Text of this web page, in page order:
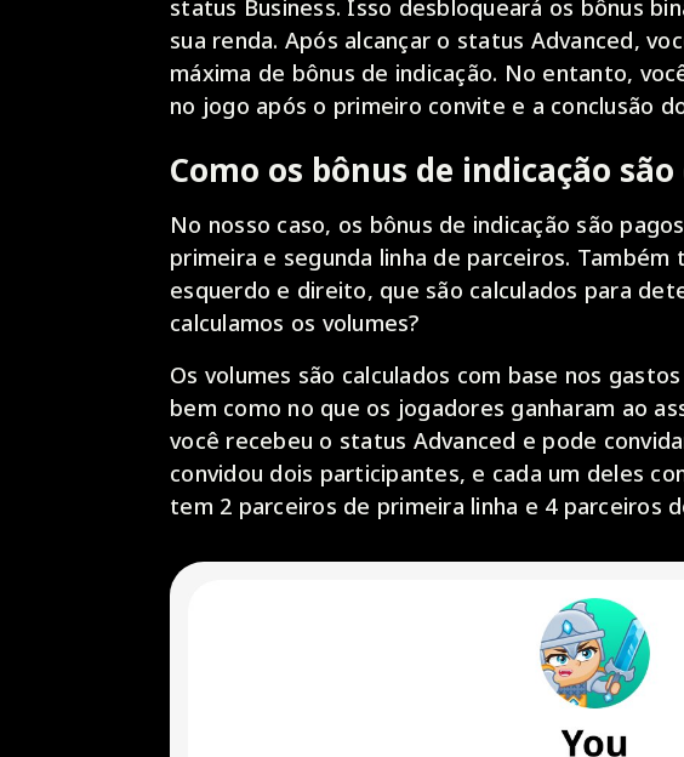
status Business. Isso desbloqueará os bônus
sua renda. Após alcançar o status Advanced,
máxima de bônus de indicação. No entanto,
no jogo após o primeiro convite e a conclusão
Como os bônus de indicação
No nosso caso, os bônus de indicação são
primeira e segunda linha de parceiros.
esquerdo e direito, que são calculados para
calculamos os volumes?
Os volumes são calculados com base nos
bem como no que os jogadores ganharam ao
você recebeu o status Advanced e pode
convidou dois participantes, e cada um deles
tem 2 parceiros de primeira linha e 4 parceiros